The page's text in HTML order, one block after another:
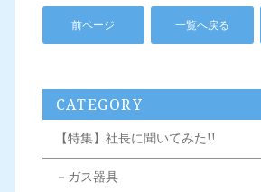
前ページ 一覧へ戻る
CATEGORY
【特集】社長に聞いてみた!!
－ガス器具